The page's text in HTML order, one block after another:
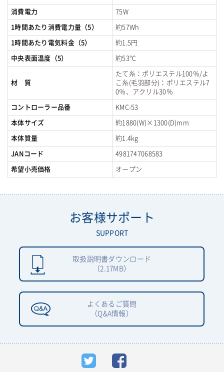
消費電力 75W
1時間あたり消費電力量（5） 約57Wh
1時間あたり電気料金（5） 約1.5円
中央表面温度（5） 約53℃
材 質
たて糸：ポリエステル100％/よ
こ糸(毛羽部分)：ポリエステル7
0％、アクリル30％
コントローラー品番 KMC-53
本体サイズ 約1880(W)×1300(D)mm
本体質量 約1.4kg
JANコード 4981747068583
希望小売価格 オープン
お客様サポート
SUPPORT
取扱説明書ダウンロード
（2.17MB）
よくあるご質問
（Q&A情報）